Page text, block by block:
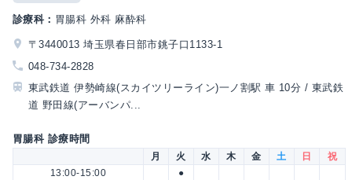
診療科： 胃腸科 外科 麻酔科
〒3440013 埼玉県春日部市銚子口1133-1
048-734-2828
東武鉄道 伊勢崎線(スカイツリーライン)一ノ割駅 車 10分 / 東武鉄
道 野田線(アーバンパ...
胃腸科 診療時間
月 火 水 木 金 土 日
祝
13:00-15:00
●